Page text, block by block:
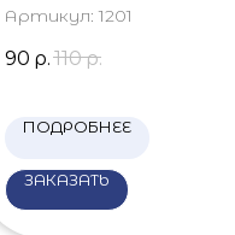
Артикул: 1201
90 р. 110 р.
ПОДРОБНЕЕ
ЗАКАЗАТЬ